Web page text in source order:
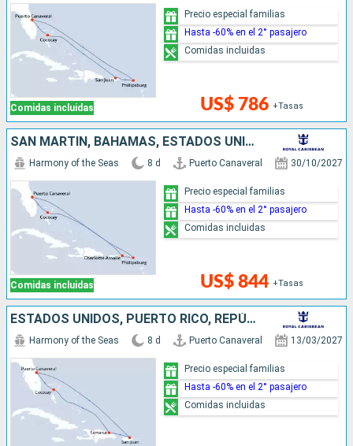
Comidas incluidas US$ 786 +Tasas
Precio especial familias
Hasta -60% en el 2° pasajero
Comidas incluidas
SAN MARTÍN, BAHAMAS, ESTADOS UNIDOS
Comidas incluidas
Harmony of the Seas 8 d Puerto Canaveral 30/10/2027
US$ 844 +Tasas
Precio especial familias
Hasta -60% en el 2° pasajero
Comidas incluidas
ESTADOS UNIDOS, PUERTO RICO, REPÚBLICA DOMINICANA, BAHAMAS
Harmony of the Seas 8 d Puerto Canaveral 13/03/2027
Precio especial familias
Hasta -60% en el 2° pasajero
Comidas incluidas